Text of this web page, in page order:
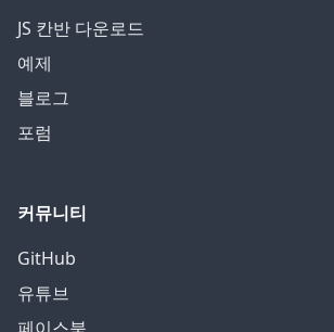
JS 칸반 다운로드
예제
블로그
포럼
커뮤니티
GitHub
유튜브